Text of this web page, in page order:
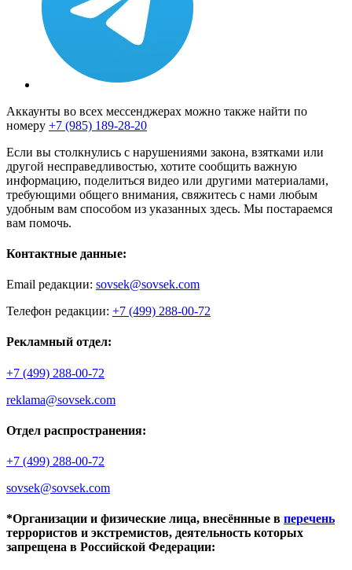
Аккаунты во всех мессенджерах можно также найти по
номеру +7 (985) 189-28-20
Если вы столкнулись с нарушениями закона, взятками или
другой несправедливостью, хотите сообщить важную
информацию, поделиться видео или другими материалами,
требующими общего внимания, свяжитесь с нами любым
удобным вам способом из указанных здесь. Мы постараемся
вам помочь.
Контактные данные:
Email редакции: sovsek@sovsek.com
Телефон редакции: +7 (499) 288-00-72
Рекламный отдел:
+7 (499) 288-00-72
reklama@sovsek.com
Отдел распространения:
+7 (499) 288-00-72
sovsek@sovsek.com
*Организации и физические лица, внесённные в перечень
террористов и экстремистов, деятельность которых
запрещена в Российской Федерации: